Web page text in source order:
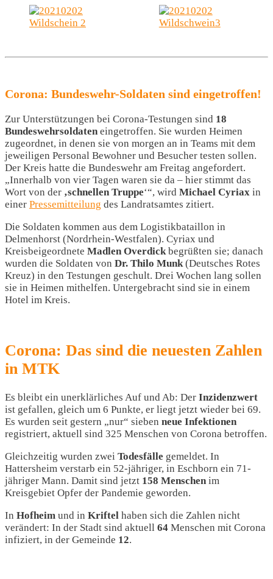
Corona: Bundeswehr-Soldaten sind eingetroffen!
Zur Unterstützungen bei Corona-Testungen sind 18
Bundeswehrsoldaten eingetroffen. Sie wurden Heimen
zugeordnet, in denen sie von morgen an in Teams mit dem
jeweiligen Personal Bewohner und Besucher testen sollen.
Der Kreis hatte die Bundeswehr am Freitag angefordert.
„Innerhalb von vier Tagen waren sie da – hier stimmt das
Wort von der ‚schnellen Truppe‘“, wird Michael Cyriax in
einer Pressemitteilung des Landratsamtes zitiert.
Die Soldaten kommen aus dem Logistikbataillon in
Delmenhorst (Nordrhein-Westfalen). Cyriax und
Kreisbeigeordnete Madlen Overdickbegrüßten sie; danach
wurden die Soldaten von Dr. Thilo Munk(Deutsches Rotes
Kreuz) in den Testungen geschult. Drei Wochen lang sollen
sie in Heimen mithelfen. Untergebracht sind sie in einem
Hotel im Kreis.
Corona: Das sind die neuesten Zahlen
in MTK
Es bleibt ein unerklärliches Auf und Ab: Der Inzidenzwert
ist gefallen, gleich um 6 Punkte, er liegt jetzt wieder bei 69.
Es wurden seit gestern „nur“ sieben neue Infektionen
registriert, aktuell sind 325 Menschen von Corona betroffen.
Gleichzeitig wurden zwei Todesfälle gemeldet. In
Hattersheim verstarb ein 52-jähriger, in Eschborn ein 71-
jähriger Mann. Damit sind jetzt 158 Menschen im
Kreisgebiet Opfer der Pandemie geworden.
In Hofheim und in Kriftel haben sich die Zahlen nicht
verändert: In der Stadt sind aktuell 64 Menschen mit Corona
infiziert, in der Gemeinde 12.